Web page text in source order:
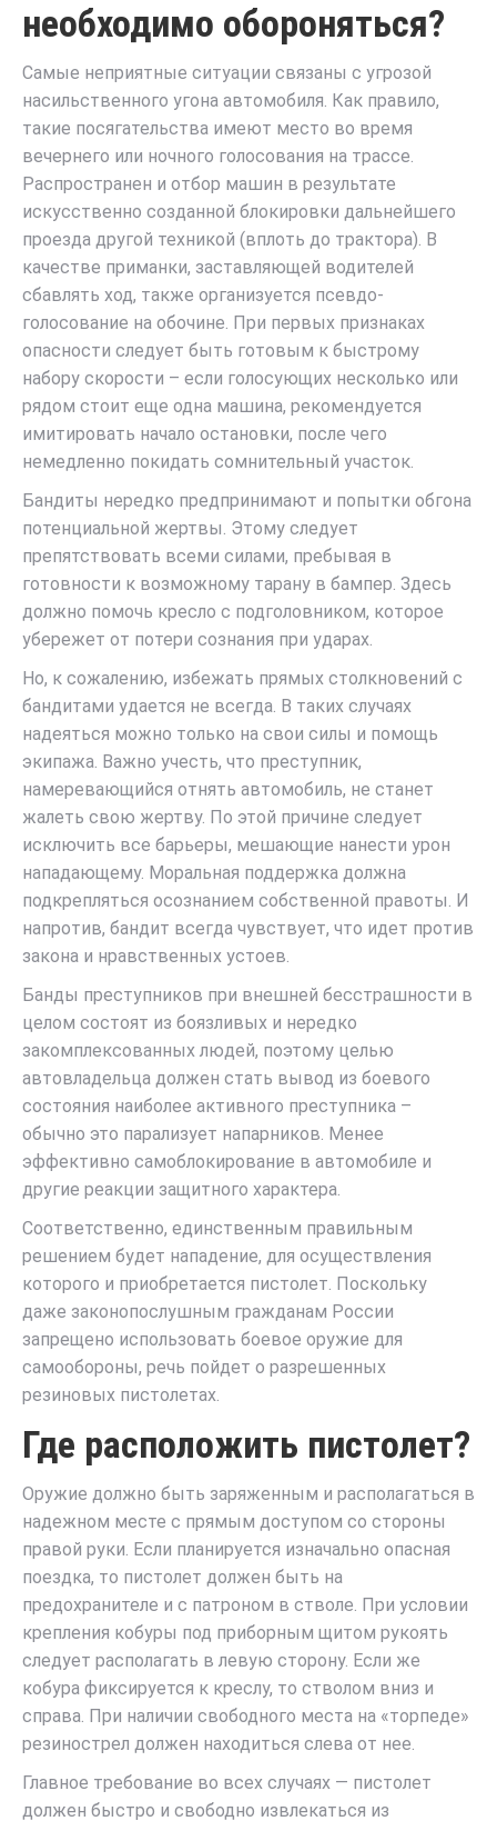
необходимо обороняться?
Самые неприятные ситуации связаны с угрозой
насильственного угона автомобиля. Как правило,
такие посягательства имеют место во время
вечернего или ночного голосования на трассе.
Распространен и отбор машин в результате
искусственно созданной блокировки дальнейшего
проезда другой техникой (вплоть до трактора). В
качестве приманки, заставляющей водителей
сбавлять ход, также организуется псевдо-
голосование на обочине. При первых признаках
опасности следует быть готовым к быстрому
набору скорости – если голосующих несколько или
рядом стоит еще одна машина, рекомендуется
имитировать начало остановки, после чего
немедленно покидать сомнительный участок.
Бандиты нередко предпринимают и попытки обгона
потенциальной жертвы. Этому следует
препятствовать всеми силами, пребывая в
готовности к возможному тарану в бампер. Здесь
должно помочь кресло с подголовником, которое
убережет от потери сознания при ударах.
Но, к сожалению, избежать прямых столкновений с
бандитами удается не всегда. В таких случаях
надеяться можно только на свои силы и помощь
экипажа. Важно учесть, что преступник,
намеревающийся отнять автомобиль, не станет
жалеть свою жертву. По этой причине следует
исключить все барьеры, мешающие нанести урон
нападающему. Моральная поддержка должна
подкрепляться осознанием собственной правоты. И
напротив, бандит всегда чувствует, что идет против
закона и нравственных устоев.
Банды преступников при внешней бесстрашности в
целом состоят из боязливых и нередко
закомплексованных людей, поэтому целью
автовладельца должен стать вывод из боевого
состояния наиболее активного преступника –
обычно это парализует напарников. Менее
эффективно самоблокирование в автомобиле и
другие реакции защитного характера.
Соответственно, единственным правильным
решением будет нападение, для осуществления
которого и приобретается пистолет. Поскольку
даже законопослушным гражданам России
запрещено использовать боевое оружие для
самообороны, речь пойдет о разрешенных
резиновых пистолетах.
Где расположить пистолет?
Оружие должно быть заряженным и располагаться в
надежном месте с прямым доступом со стороны
правой руки. Если планируется изначально опасная
поездка, то пистолет должен быть на
предохранителе и с патроном в стволе. При условии
крепления кобуры под приборным щитом рукоять
следует располагать в левую сторону. Если же
кобура фиксируется к креслу, то стволом вниз и
справа. При наличии свободного места на «торпеде»
резинострел должен находиться слева от нее.
Главное требование во всех случаях — пистолет
должен быстро и свободно извлекаться из